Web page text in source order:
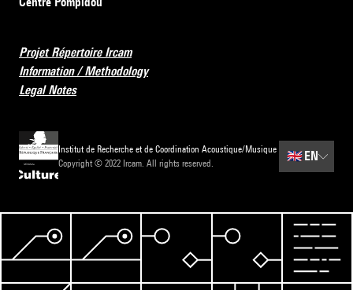
Projet Répertoire Ircam
Information / Methodology
Legal Notes
Institut de Recherche et de Coordination Acoustique/Musique
Copyright © 2022 Ircam. All rights reserved.
🇬🇧 EN